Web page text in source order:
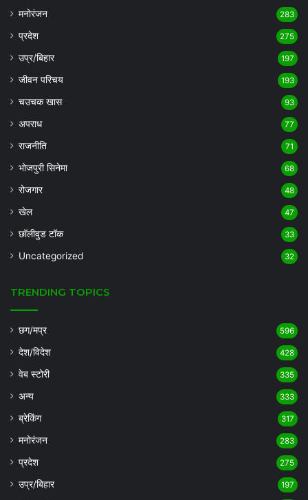
मनोरंजन 283
प्रदेश 275
उप्र/बिहार 197
जीवन परिचय 193
चउचक खास 93
अपराध 77
राजनीति 71
भोजपुरी सिनेमा 68
रोजगार 48
खेल 47
छॉलीवुड टॉक 33
Uncategorized 32
TRENDING TOPICS
छग/मप्र 596
देश/विदेश 428
वेब स्टोरी 335
अन्य 333
ब्रेकिंग 317
मनोरंजन 283
प्रदेश 275
उप्र/बिहार 197